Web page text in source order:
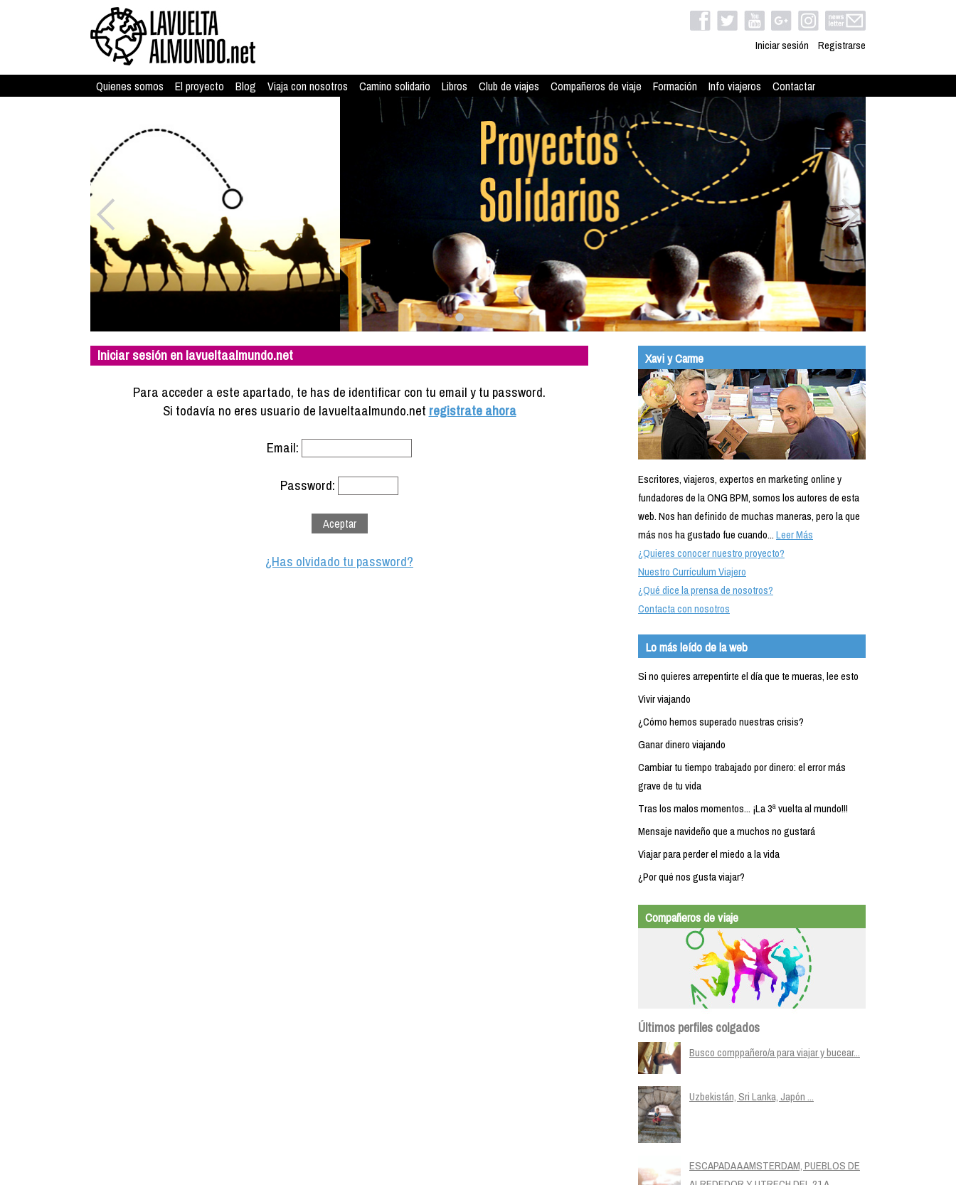
Iniciar sesión Registrarse
Quienes somos El proyecto Blog Viaja con nosotros Camino solidario Libros Club de viajes Compañeros de viaje Formación Info viajeros Contactar
Iniciar sesión en lavueltaalmundo.net
Para acceder a este apartado, te has de identificar con tu email y tu password.
Si todavía no eres usuario de lavueltaalmundo.net registrate ahora
Email:
Password:
¿Has olvidado tu password?
Xavi y Carme
Escritores, viajeros, expertos en marketing online y
fundadores de la ONG BPM, somos los autores de esta
web. Nos han definido de muchas maneras, pero la que
más nos ha gustado fue cuando...Leer Más
¿Quieres conocer nuestro proyecto?
Nuestro Currículum Viajero
¿Qué dice la prensa de nosotros?
Contacta con nosotros
Lo más leído de la web
Si no quieres arrepentirte el día que te mueras, lee esto
Vivir viajando
¿Cómo hemos superado nuestras crisis?
Ganar dinero viajando
Cambiar tu tiempo trabajado por dinero: el error más
grave de tu vida
Tras los malos momentos... ¡La 3ª vuelta al mundo!!!
Mensaje navideño que a muchos no gustará
Viajar para perder el miedo a la vida
¿Por qué nos gusta viajar?
Compañeros de viaje
Últimos perfiles colgados
Busco comppañero/a para viajar y bucear...
Uzbekistán, Sri Lanka, Japón ...
ESCAPADA A AMSTERDAM, PUEBLOS DE